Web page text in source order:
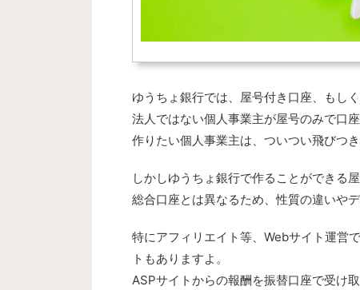
ゆうちょ銀行では、屋号付き口座、もし
法人ではない個人事業主が屋号のみで口
作りたい個人事業主は、ついつい飛びつ
しかしゆうちょ銀行で作ることができる
総合口座とは異なるため、性質の違いや
特にアフィリエイト等、Webサイト運営
トもありますよ。
ASPサイトからの報酬を振替口座で受け